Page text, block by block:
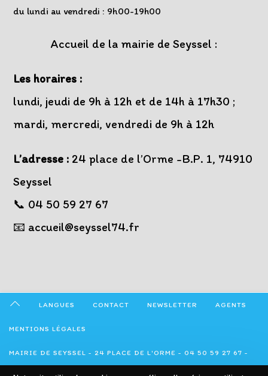
du lundi au vendredi : 9h00-19h00
Accueil de la mairie de Seyssel :
Les horaires :
lundi, jeudi de 9h à 12h et de 14h à 17h30 ;
mardi, mercredi, vendredi de 9h à 12h
L’adresse : 24 place de l’Orme -B.P. 1, 74910
Seyssel
📞 04 50 59 27 67
📧 accueil@seyssel74.fr
LANGUES CONTACT NEWSLETTER AGENTS
MENTIONS LÉGALES
MAIRIE DE SEYSSEL - 24 PLACE DE L'ORME - 04 50 59 27 67 -